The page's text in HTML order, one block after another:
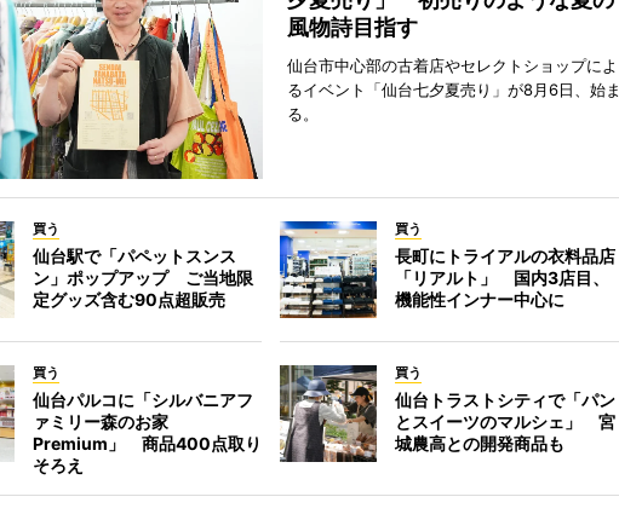
風物詩目指す
仙台市中心部の古着店やセレクトショップによ
るイベント「仙台七夕夏売り」が8月6日、始ま
る。
買う
仙台駅で「パペットスンス
ン」ポップアップ ご当地限
定グッズ含む90点超販売
買う
長町にトライアルの衣料品店
「リアルト」 国内3店目、
機能性インナー中心に
買う
仙台パルコに「シルバニアフ
ァミリー森のお家
Premium」 商品400点取り
そろえ
買う
仙台トラストシティで「パン
とスイーツのマルシェ」 宮
城農高との開発商品も